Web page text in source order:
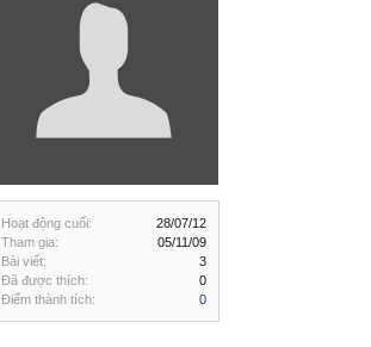
Hoạt động cuối:
28/07/12
Tham gia:
05/11/09
Bài viết:
3
Đã được thích:
0
Điểm thành tích:
0